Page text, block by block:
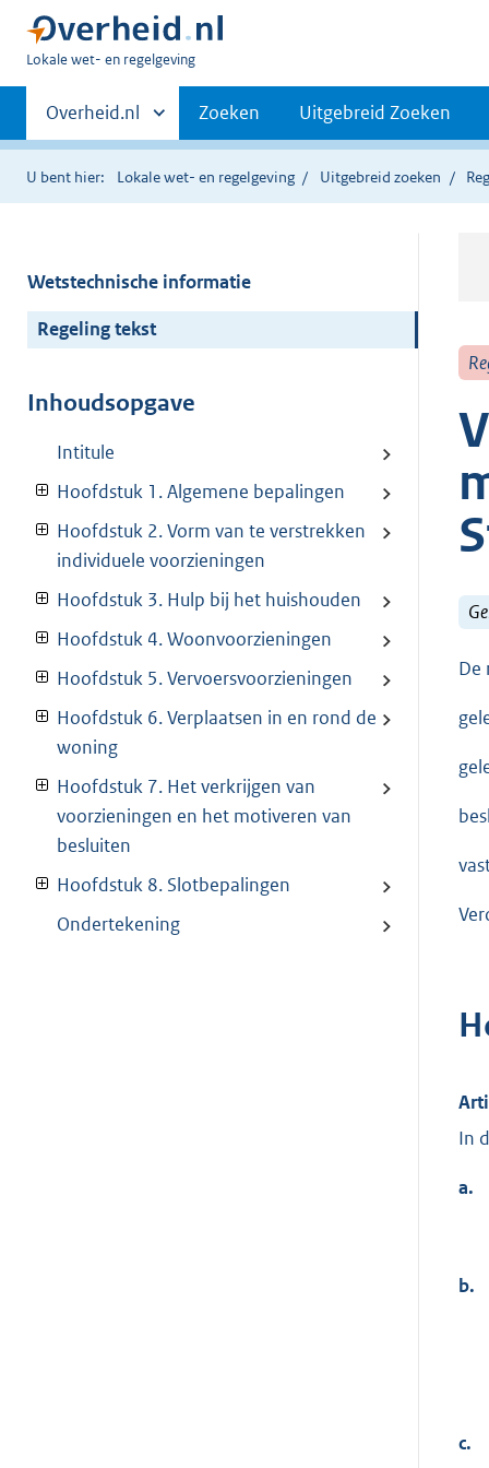
U
hier:
Lokale wet- en regelgeving
Primaire
navigatie
Andere
sites
binnen
Overheid.nl Zoeken Uitgebreid Zoeken
U bent hier: Lokale wet- en regelgeving Uitgebreid zoeken
Wetstechnische informatie
Regeling tekst
Inhoudsopgave
Intitule
Hoofdstuk 1. Algemene bepalingen
Hoofdstuk 2. Vorm van te verstrekken
individuele voorzieningen
Hoofdstuk 3. Hulp bij het huishouden
Hoofdstuk 4. Woonvoorzieningen
Hoofdstuk 5. Vervoersvoorzieningen
Hoofdstuk 6. Verplaatsen in en rond de
woning
Hoofdstuk 7. Het verkrijgen van
voorzieningen en het motiveren van
besluiten
Hoofdstuk 8. Slotbepalingen
Ondertekening
De
In
a.
b.
c.